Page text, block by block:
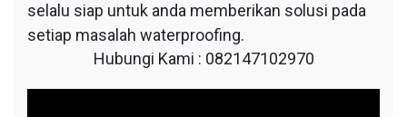
selalu siap untuk anda memberikan solusi pada
setiap masalah waterproofing.
Hubungi Kami : 082147102970